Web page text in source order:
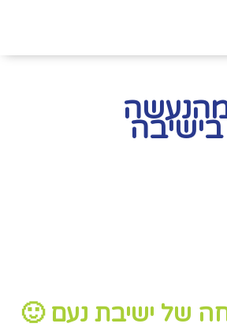
בישיבה
של ישיבת נעם 🙂